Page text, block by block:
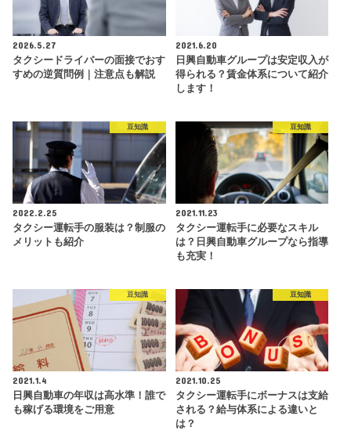
2026.5.27
タクシードライバーの面接でおす
すめの逆質問例｜注意点も解説
2021.6.20
日興自動車グループは安定収入が
得られる？賃金体系について紹介
します！
豆知識
2022.2.25
タクシー運転手の服装は？制服の
メリットも紹介
豆知識
2021.11.23
タクシー運転手に必要なスキル
は？日興自動車グループなら指導
も充実！
豆知識
2021.1.4
日興自動車の年収は高水準！誰で
も稼げる環境をご用意
豆知識
2021.10.25
タクシー運転手にボーナスは支給
される？給与体系による違いと
は？